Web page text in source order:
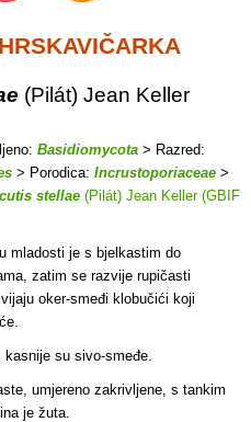
(Pilát) Jean Keller
Basidiomycota > Razred:
> Porodica: Incrustoporiaceae >
stellae (Pilát) Jean Keller (GBIF
mladosti je s bjelkastim do
zatim se razvije rupičasti
oker-smeđi klobučići koji
kasnije su sivo-smeđe.
umjereno zakrivljene, s tankim
je žuta.